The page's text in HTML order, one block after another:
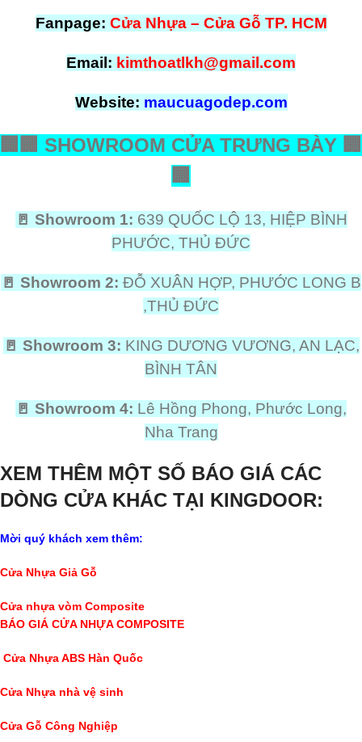
Fanpage: Cửa Nhựa – Cửa Gỗ TP. HCM
Email: kimthoatlkh@gmail.com
Website: maucuagodep.com
🏢 🏢 SHOWROOM CỬA TRƯNG BÀY 🏢
🏢
🚪 Showroom 1: 639 QUỐC LỘ 13, HIỆP BÌNH
PHƯỚC, THỦ ĐỨC
🚪 Showroom 2: ĐỖ XUÂN HỢP, PHƯỚC LONG B
,THỦ ĐỨC
🚪 Showroom 3: KING DƯƠNG VƯƠNG, AN LẠC,
BÌNH TÂN
🚪 Showroom 4: Lê Hồng Phong, Phước Long,
Nha Trang
XEM THÊM MỘT SỐ BÁO GIÁ CÁC
DÒNG CỬA KHÁC TẠI KINGDOOR:
Mời quý khách xem thêm:
Cửa Nhựa Giả Gỗ
Cửa nhựa vòm Composite
BÁO GIÁ CỬA NHỰA COMPOSITE
Cửa Nhựa ABS Hàn Quốc
Cửa Nhựa nhà vệ sinh
Cửa Gỗ Công Nghiệp